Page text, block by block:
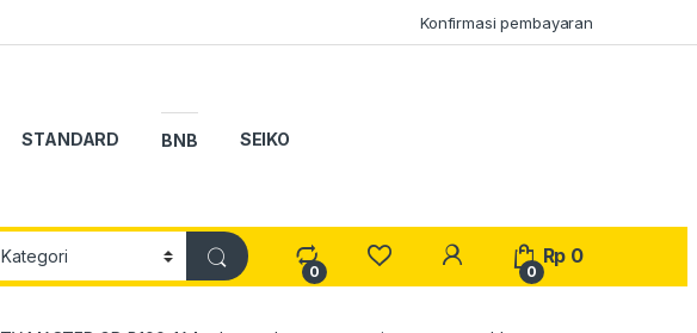
Konfirmasi pembayaran
STANDARD BNB SEIKO
0
My Account
0
Rp 0